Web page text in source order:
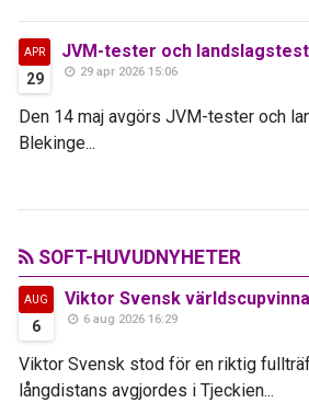
APR
29
JVM-tester och
29 apr 2026 15:06
Den 14 maj avgörs JVM-tester och
Blekinge...
SOFT-HUVUDNYHETER
AUG
6
Viktor Svensk
6 aug 2026 16:29
Viktor Svensk stod för en riktig
långdistans avgjordes i Tjeckien...